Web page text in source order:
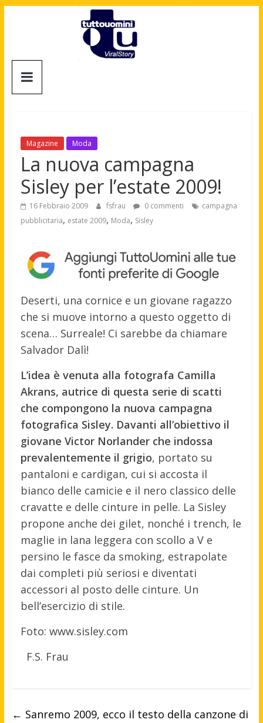
Tuttouomini
Motori,
gay
news
moda
maschile
Magazine Moda
La nuova campagna
Sisley per l’estate 2009!
16 Febbraio 2009 fsfrau 0 commenti
campagna
pubblicitaria, estate 2009, Moda, Sisley
Deserti, una cornice e un giovane ragazzo
che si muove intorno a questo oggetto di
scena… Surreale! Ci sarebbe da chiamare
Salvador Dalì!
L’idea è venuta alla fotografa Camilla
Akrans, autrice di questa serie di scatti
che compongono la nuova campagna
fotografica Sisley. Davanti all’obiettivo il
giovane Victor Norlander che indossa
prevalentemente il grigio, portato su
pantaloni e cardigan, cui si accosta il
bianco delle camicie e il nero classico delle
cravatte e delle cinture in pelle. La Sisley
propone anche dei gilet, nonché i trench, le
maglie in lana leggera con scollo a V e
persino le fasce da smoking, estrapolate
dai completi più seriosi e diventati
accessori al posto delle cinture. Un
bell’esercizio di stile.
Foto: www.sisley.com
F.S. Frau
← Sanremo 2009, ecco il testo della canzone di